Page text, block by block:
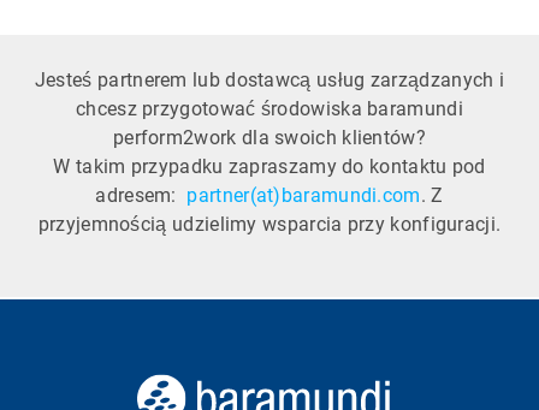
Jesteś partnerem lub dostawcą usług zarządzanych i
chcesz przygotować środowiska baramundi
perform2work dla swoich klientów?
W takim przypadku zapraszamy do kontaktu pod
adresem: partner(at)baramundi.com. Z
przyjemnością udzielimy wsparcia przy konfiguracji.